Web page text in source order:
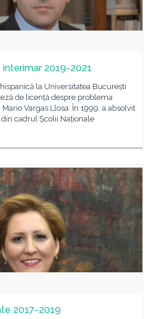
2019-2021
la Universitatea București
de licență despre problema
Vargas Llosa. În 1999, a absolvit
cadrul Școlii Naționale
2017-2019